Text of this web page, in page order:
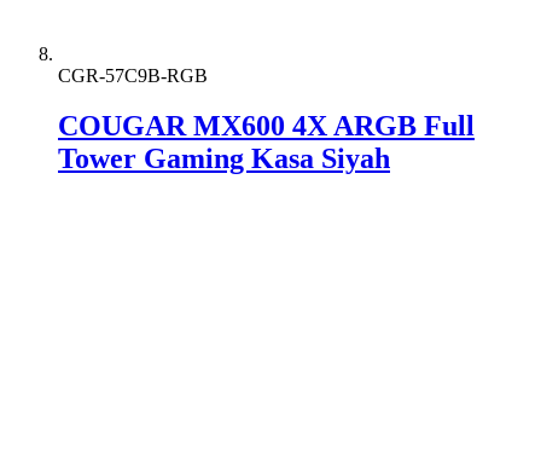
CGR-57C9B-RGB
COUGAR MX600 4X ARGB Full
Tower Gaming Kasa Siyah